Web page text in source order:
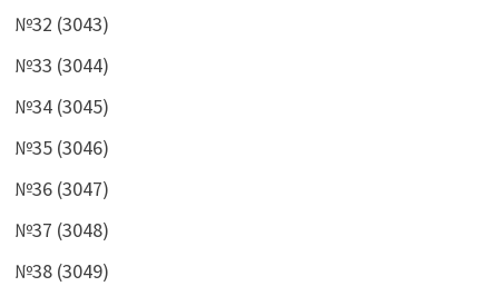
№32 (3043)
№33 (3044)
№34 (3045)
№35 (3046)
№36 (3047)
№37 (3048)
№38 (3049)